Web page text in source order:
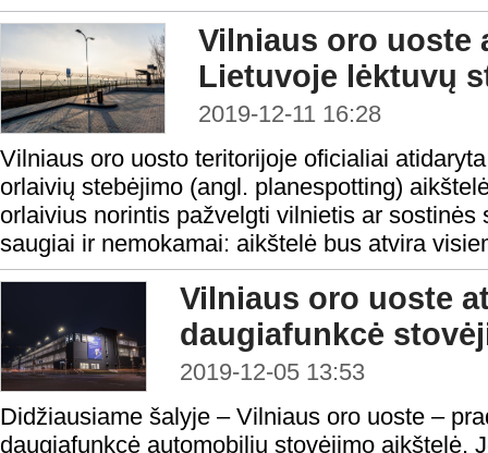
Vilniaus oro uoste
Lietuvoje lėktuvų
2019-12-11 16:28
Vilniaus oro uosto teritorijoje oficialiai
orlaivių stebėjimo (angl. planespotting)
orlaivius norintis pažvelgti vilnietis ar sostinės
saugiai ir nemokamai: aikštelė bus atvira
Vilniaus oro uoste
daugiafunkcė
2019-12-05 13:53
Didžiausiame šalyje – Vilniaus oro uoste –
daugiafunkcė automobilių stovėjimo aikštelė.